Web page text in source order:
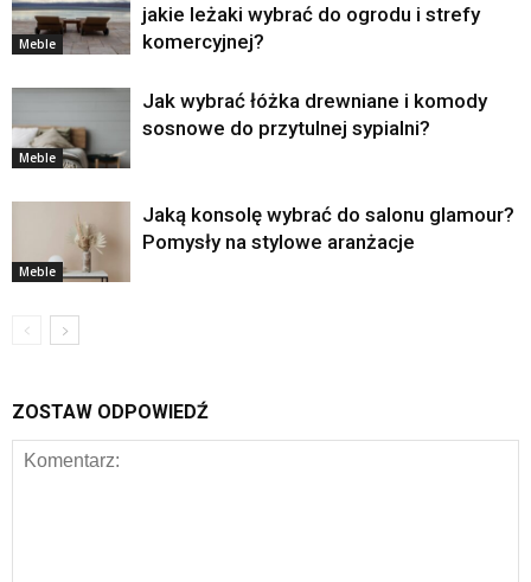
Meble
jakie leżaki wybrać do ogrodu i strefy
komercyjnej?
Meble
Jak wybrać łóżka drewniane i komody
sosnowe do przytulnej sypialni?
Meble
Jaką konsolę wybrać do salonu glamour?
Pomysły na stylowe aranżacje
ZOSTAW ODPOWIEDŹ